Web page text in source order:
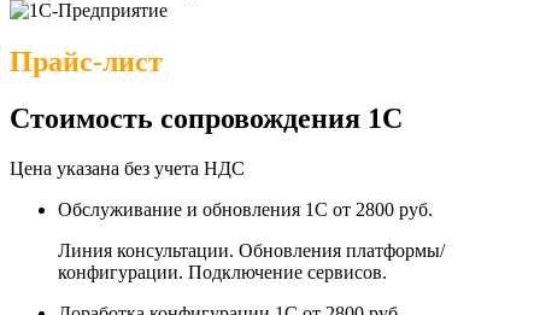
Прайс-лист
Стоимость сопровождения 1С
Цена указана без учета НДС
Обслуживание и обновления 1С от 2800 руб.
Линия консультации. Обновления платформы/
конфигурации. Подключение сервисов.